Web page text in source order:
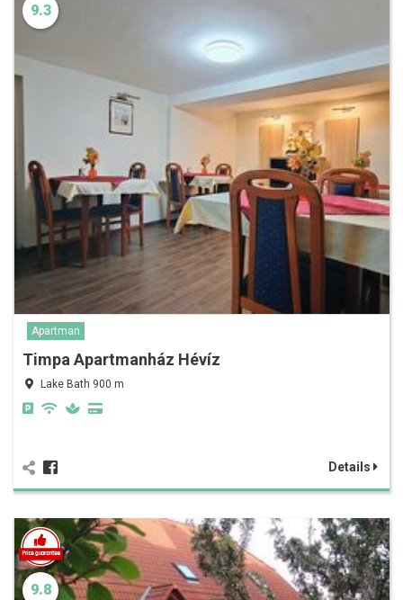
9.3
Apartman
Timpa Apartmanház Hévíz
Lake Bath 900 m
Details
9.8